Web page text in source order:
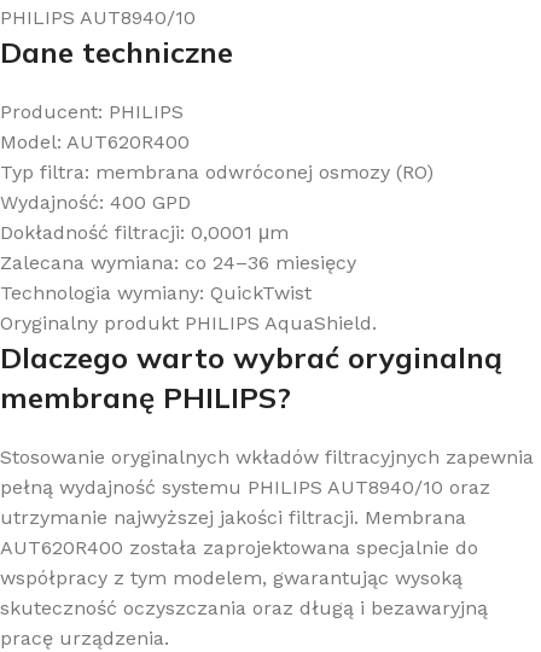
PHILIPS AUT8940/10
Dane techniczne
Producent: PHILIPS
Model: AUT620R400
Typ filtra: membrana odwróconej osmozy (RO)
Wydajność: 400 GPD
Dokładność filtracji: 0,0001 μm
Zalecana wymiana: co 24–36 miesięcy
Technologia wymiany: QuickTwist
Oryginalny produkt PHILIPS AquaShield.
Dlaczego warto wybrać oryginalną
membranę PHILIPS?
Stosowanie oryginalnych wkładów filtracyjnych zapewnia
pełną wydajność systemu PHILIPS AUT8940/10 oraz
utrzymanie najwyższej jakości filtracji. Membrana
AUT620R400 została zaprojektowana specjalnie do
współpracy z tym modelem, gwarantując wysoką
skuteczność oczyszczania oraz długą i bezawaryjną
pracę urządzenia.